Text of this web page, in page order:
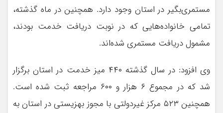
مستمری‌بگیر در استان وجود دارد. همچنین در ماه گذشته،
تمامی خانواده‌هایی که در نوبت دریافت خدمت بودند،
مشمول دریافت مستمری شده‌اند.
وی افزود: در سال گذشته ۴۴۰ میز خدمت در استان برگزار
شد که در مجموع ۶ هزار و ۶۰۰ مراجعه ثبت شده است.
همچنین ۵۲۳ مرکز غیردولتی با مجوز بهزیستی در استان به